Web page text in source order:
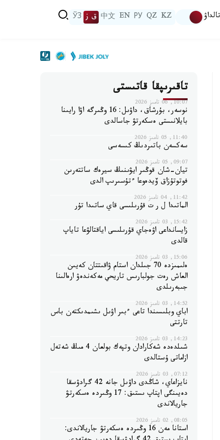
تالداۋ KZ
QZ
РУ
EN
中文 ق ز ЎЗ
تاقىرىپقا قاتىستى
10:07, 06 تامىز 2026
نوسەر، بۇرشاق، داۋىل: 16 وڭىرگە اۋا رايىنا
بايلانىستى ەسكەرتۋ جاسالدى
11:40, 05 تامىز 2026
سەكسەن باتىردىڭ كىسەسى
09:07, 05 تامىز 2026
تيان-شان قوڭىر ايۋىنىڭ سيرەك ساتتەرىن
فوتوتۇزاق ۆيدەوعا ءتۇسىرىپ الدى
11:42, 04 تامىز 2026
الماتىدا ل ر ت قۇرىلىسى قاي ساتىدا تۇر
15:42, 03 تامىز 2026
زايسانداعى اۋەجاي قۇرىلىسى اياقتالۋعا تاياپ
قالدى
15:06, 03 تامىز 2026
ەلىمىزدە 70 جىلدان استام ۋاقىتتان كەيىن
العاش رەت جولبارىس تاريحي مەكەندەۋ ارەالىنا
جىبەرىلدى
14:52, 03 تامىز 2026
اباي وبلىسىندا تاعى ءبىر اۋىل ىشىمدىكتەن باس
تارتتى
14:23, 03 تامىز 2026
شىلدەدە شەكارادان وتپەك بولعان 4 مىڭ شەتەل
ازاماتى ۇستالدى
07:12, 03 تامىز 2026
نايزاعاي، شاڭدى داۋىل جانە 42 گرادۋسقا
دەيىنگى اپتاپ ىستىق: 17 وڭىردە ەسكەرتۋ
جاريالاندى
08:05, 02 تامىز 2026
استانا مەن 16 وڭىردە ەسكەرتۋ جاريالاندى: